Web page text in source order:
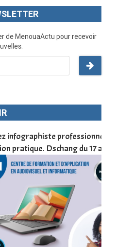
de MenouaActu pour recevoir
en 10 jours de
du 17 au 27 janvier 2022